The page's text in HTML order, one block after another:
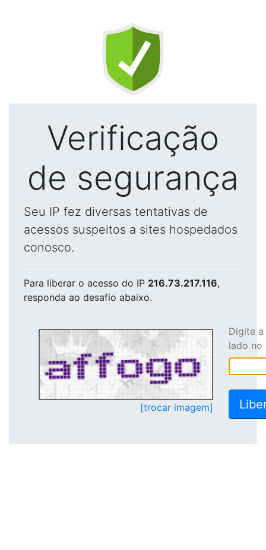
Verificação
de segurança
Seu IP fez diversas tentativas de
acessos suspeitos a sites hospedados
conosco.
Para liberar o acesso do IP 216.73.217.116,
responda ao desafio abaixo.
[trocar imagem]
Digite
lado no